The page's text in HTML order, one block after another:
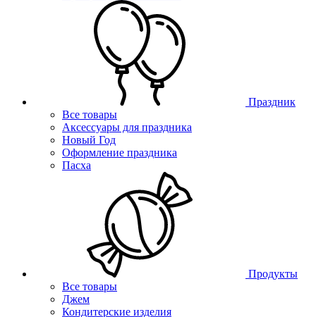
Праздник
Все товары
Аксессуары для праздника
Новый Год
Оформление праздника
Пасха
Продукты
Все товары
Джем
Кондитерские изделия